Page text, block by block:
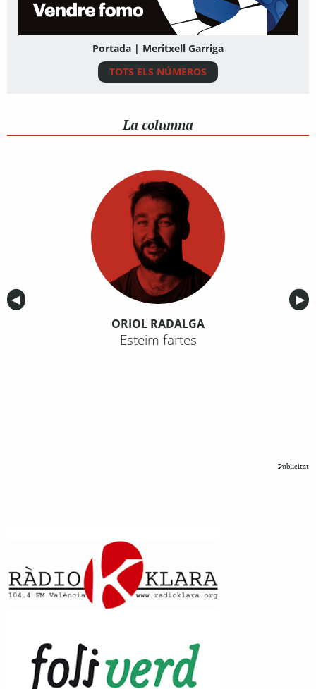
Portada | Meritxell Garriga
TOTS ELS NÚMEROS
La columna
Anterior
◀︎ ▶︎
ORIOL RADALGA
Esteim fartes
Publicitat